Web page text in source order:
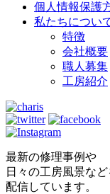
個人情報保護
私たちについ
特徴
会社概要
職人募集
工房紹介
最新の修理事例や
日々の工房風景など
配信しています。